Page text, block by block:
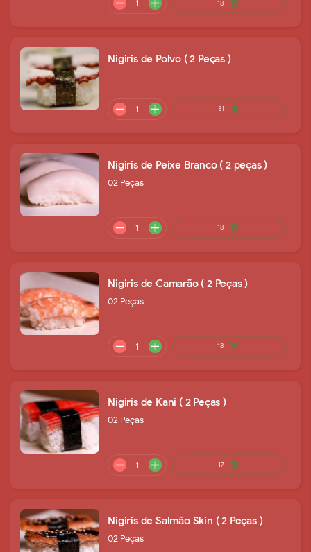
remove add 53
remove
Nigiris de Polvo ( 2 Peças )
Nigiris de Peixe Branco ( 2 peças )
02 Peças
Nigiris de Camarão ( 2 Peças )
02 Peças
Nigiris de Kani ( 2 Peças )
02 Peças
Nigiris de Salmão Skin ( 2 Peças )
02 Peças